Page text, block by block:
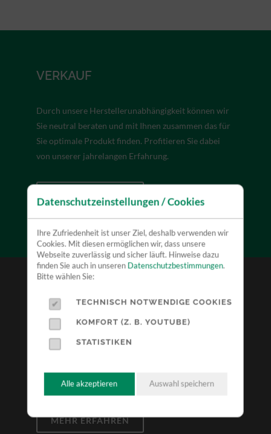
VERKAUF
Durch unsere Herstellerunabhängigkeit können wir
Sie neutral beraten und mit Ihnen zusammen das für
Sie optimale Produkt finden. Profitieren Sie dabei
von unserer jahrelangen Erfahrung.
VERMIETUNG
Mit unserer Mietflotte bieten wir Ihnen Geräte vieler
namhafter Markenhersteller (Linde, Toyota, Bobcat,
etc.) in diversen Ausstattungsvarianten an.
MEHR ERFAHREN
Datenschutzeinstellungen / Cookies
Ihre Zufriedenheit ist unser Ziel, deshalb verwenden wir
Cookies. Mit diesen ermöglichen wir, dass unsere
Webseite zuverlässig und sicher läuft. Hinweise dazu
finden Sie auch in unseren Datenschutzbestimmungen.
Bitte wählen Sie:
TECHNISCH NOTWENDIGE COOKIES
KOMFORT (Z. B. YOUTUBE)
STATISTIKEN
Alle akzeptieren Auswahl speichern